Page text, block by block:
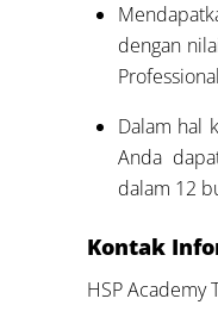
dengan
Dalam hal
Anda
dalam 12
Kontak
HSP Academy